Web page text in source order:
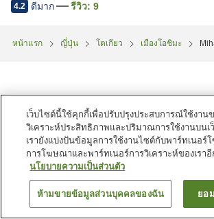
4.2 ดีมาก รีวิว: 9
หน้าแรก ญี่ปุ่น โตเกียว เมืองโอชิมะ
ค้นหาห้องพัก
เว็บไซต์นี้ใช้คุกกี้เพื่อปรับปรุงประสบการณ์ใช้งาน
วิเคราะห์ประสิทธิภาพและปริมาณการใช้งานบนเ
เรายังแบ่งปันข้อมูลการใช้งานไซต์กับพาร์ทเนอร์โ
การโฆษณาและพาร์ทเนอร์การวิเคราะห์ของเราอี
นโยบายความเป็นส่วนตัว
ห้ามขายข้อมูลส่วนบุคคลของฉัน ยอ